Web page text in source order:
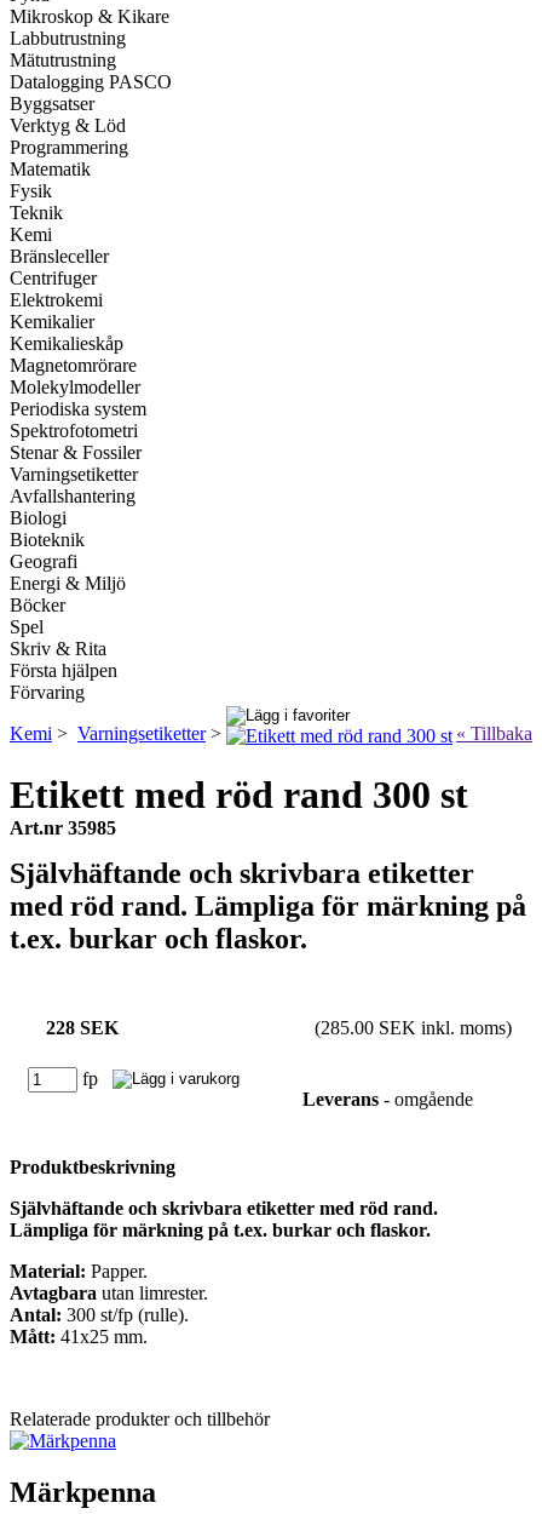
Mikroskop & Kikare
Labbutrustning
Mätutrustning
Datalogging PASCO
Byggsatser
Verktyg & Löd
Programmering
Matematik
Fysik
Teknik
Kemi
Bränsleceller
Centrifuger
Elektrokemi
Kemikalier
Kemikalieskåp
Magnetomrörare
Molekylmodeller
Periodiska system
Spektrofotometri
Stenar & Fossiler
Varningsetiketter
Avfallshantering
Biologi
Bioteknik
Geografi
Energi & Miljö
Böcker
Spel
Skriv & Rita
Första hjälpen
Förvaring
Kemi > Varningsetiketter> « Tillbaka
Etikett med röd rand 300 st
Art.nr 35985
Självhäftande och skrivbara etiketter
med röd rand. Lämpliga för märkning på
t.ex. burkar och flaskor.
228 SEK (285.00 SEK inkl. moms)
fp
Leverans - omgående
Produktbeskrivning
Självhäftande och skrivbara etiketter med röd rand.
Lämpliga för märkning på t.ex. burkar och flaskor.
Material: Papper.
Avtagbara utan limrester.
Antal: 300 st/fp (rulle).
Mått: 41x25 mm.
Relaterade produkter och tillbehör
Märkpenna